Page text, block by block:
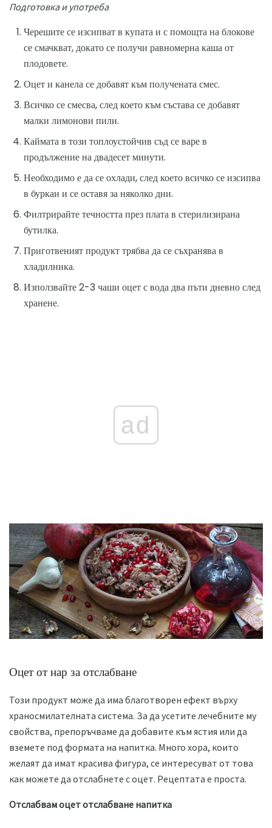
Подготовка и употреба
Черешите се изсипват в купата и с помощта на блокове
се смачкват, докато се получи равномерна каша от
плодовете.
Оцет и канела се добавят към получената смес.
Всичко се смесва, след което към състава се добавят
малки лимонови пили.
Каймата в този топлоустойчив съд се варе в
продължение на двадесет минути.
Необходимо е да се охлади, след което всичко се изсипва
в буркан и се оставя за няколко дни.
Филтрирайте течността през плата в стерилизирана
бутилка.
Приготвеният продукт трябва да се съхранява в
хладилника.
Използвайте 2-3 чаши оцет с вода два пъти дневно след
хранене.
ad
Оцет от нар за отслабване
Този продукт може да има благотворен ефект върху
храносмилателната система. За да усетите лечебните му
свойства, препоръчваме да добавите към ястия или да
вземете под формата на напитка. Много хора, които
желаят да имат красива фигура, се интересуват от това
как можете да отслабнете с оцет. Рецептата е проста.
Отслабвам оцет отслабване напитка